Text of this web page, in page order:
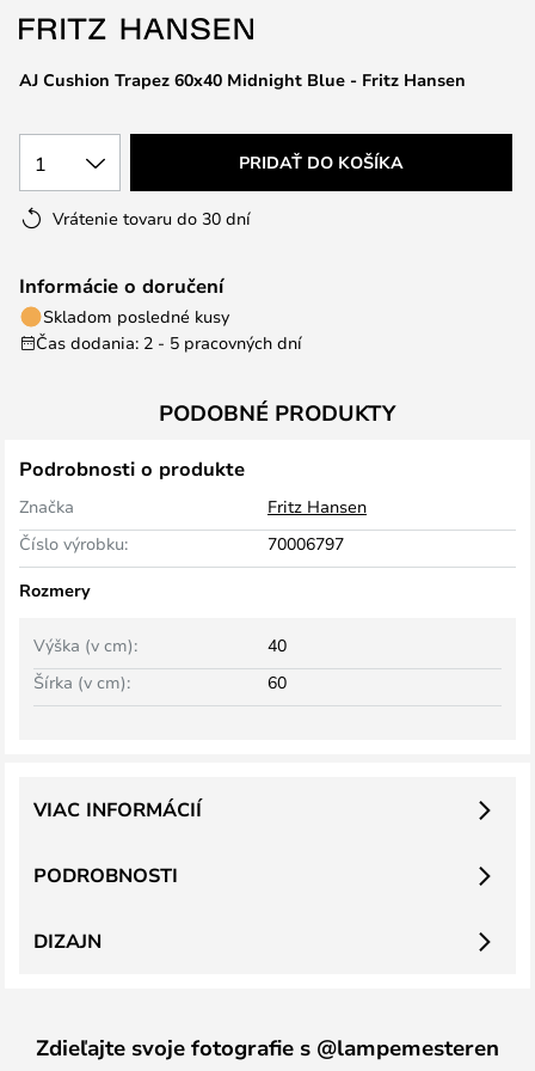
AJ Cushion Trapez 60x40 Midnight Blue - Fritz Hansen
1 PRIDAŤ DO KOŠÍKA
Vrátenie tovaru do 30 dní
Informácie o doručení
Skladom posledné kusy
Čas dodania: 2 - 5 pracovných dní
PODOBNÉ PRODUKTY
Podrobnosti o produkte
Značka
Fritz Hansen
Číslo výrobku:
70006797
Rozmery
Šírka (v cm): 60
Výška (v cm): 40
PODROBNOSTI
VIAC INFORMÁCIÍ
DIZAJN
Zdieľajte svoje fotografie s @lampemesteren